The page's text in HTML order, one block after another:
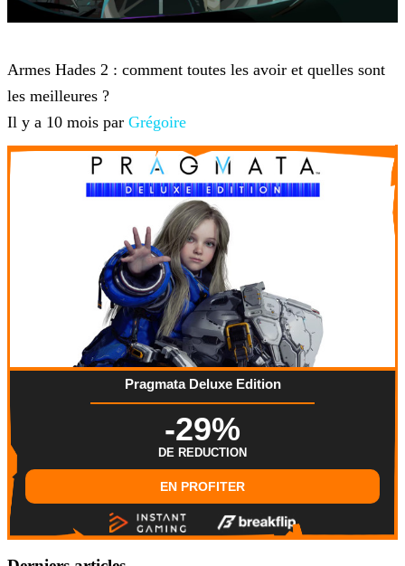
Armes Hades 2 : comment toutes les avoir et quelles sont
les meilleures ?
Il y a 10 mois par Grégoire
Pragmata Deluxe Edition
-29%
DE REDUCTION
EN PROFITER